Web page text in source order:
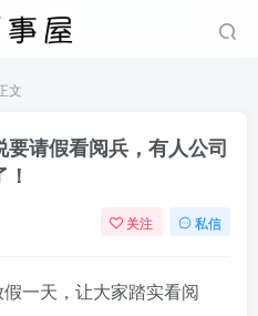
文
请假看阅兵，有人公司
关注 私信
一天，让大家踏实看阅